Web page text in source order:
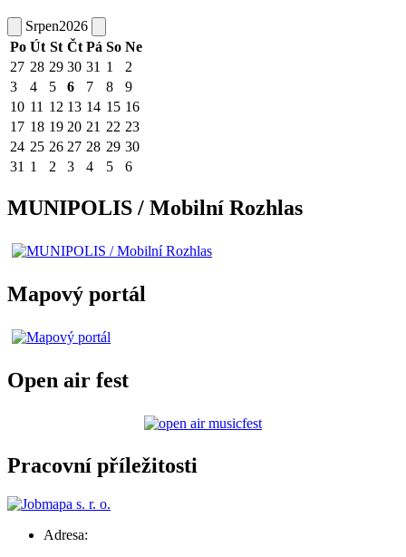
Srpen2026
Po Út St Čt Pá So Ne
27 28 29 30 31 1
2
3
4 5 6 7 8
9
10 11 12 13 14 15 16
17 18 19 20 21 22 23
24 25 26 27 28 29 30
31 1 2 3 4 5 6
MUNIPOLIS / Mobilní Rozhlas
Mapový portál
Open air fest
Pracovní příležitosti
Adresa: